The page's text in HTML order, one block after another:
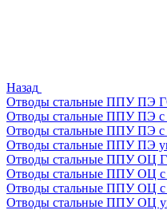
Назад
Отводы стальные ППУ ПЭ
Отводы стальные ППУ ПЭ
Отводы стальные ППУ ПЭ
Отводы стальные ППУ ПЭ
Отводы стальные ППУ ОЦ
Отводы стальные ППУ ОЦ
Отводы стальные ППУ ОЦ
Отводы стальные ППУ ОЦ